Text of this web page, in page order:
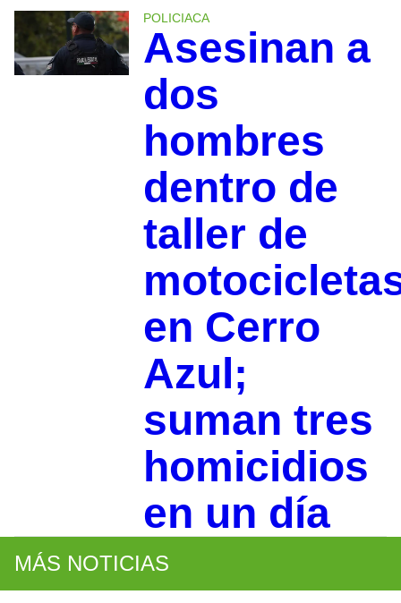
POLICIACA
Asesinan a
dos
hombres
dentro de
taller de
en Cerro
Azul;
suman tres
homicidios
en un día
MÁS NOTICIAS